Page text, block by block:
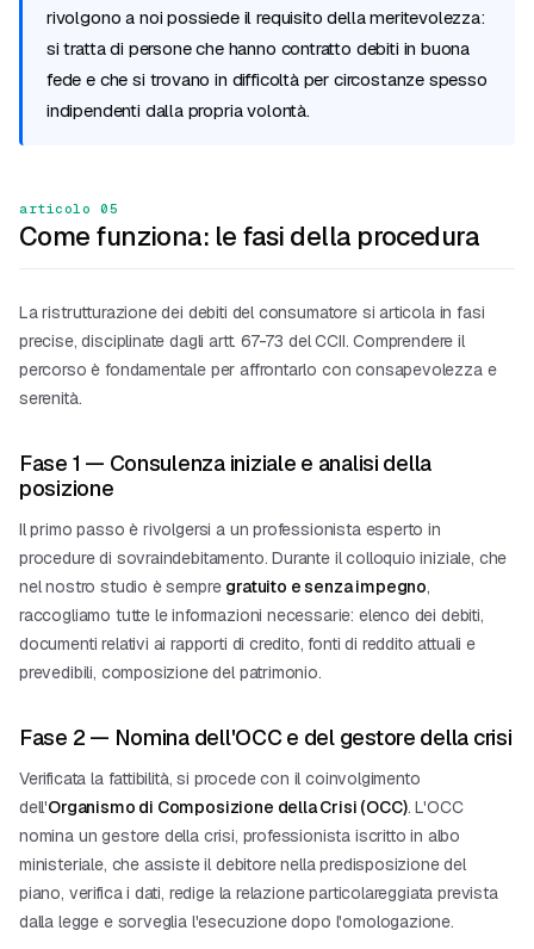
rivolgono a noi possiede il requisito della meritevolezza:
si tratta di persone che hanno contratto debiti in buona
fede e che si trovano in difficoltà per circostanze spesso
indipendenti dalla propria volontà.
articolo 05
Come funziona: le fasi della procedura
La ristrutturazione dei debiti del consumatore si articola in fasi
precise, disciplinate dagli artt. 67-73 del CCII. Comprendere il
percorso è fondamentale per affrontarlo con consapevolezza e
serenità.
Fase 1 — Consulenza iniziale e analisi della
posizione
Il primo passo è rivolgersi a un professionista esperto in
procedure di sovraindebitamento. Durante il colloquio iniziale, che
nel nostro studio è sempre gratuito e senza impegno,
raccogliamo tutte le informazioni necessarie: elenco dei debiti,
documenti relativi ai rapporti di credito, fonti di reddito attuali e
prevedibili, composizione del patrimonio.
Fase 2 — Nomina dell'OCC e del gestore della crisi
Verificata la fattibilità, si procede con il coinvolgimento
dell'Organismo di Composizione della Crisi (OCC). L'OCC
nomina un gestore della crisi, professionista iscritto in albo
ministeriale, che assiste il debitore nella predisposizione del
piano, verifica i dati, redige la relazione particolareggiata prevista
dalla legge e sorveglia l'esecuzione dopo l'omologazione.